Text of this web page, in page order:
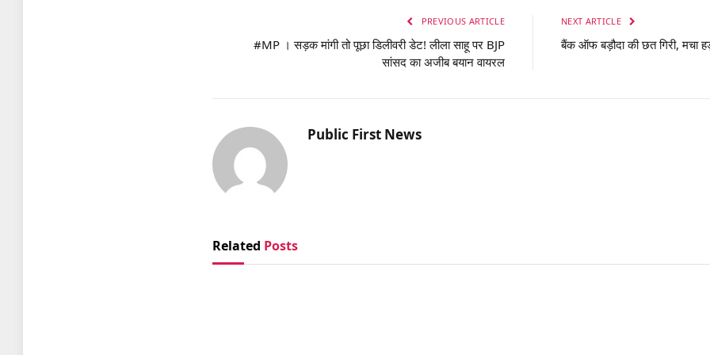
PREVIOUS ARTICLE
#MP । सड़क मांगी तो पूछा डिलीवरी डेट! लीला साहू पर BJP
सांसद का अजीब बयान वायरल
NEXT ARTICLE
बैंक ऑफ बड़ौदा की छत गिरी, मचा
Public First News
Related Posts